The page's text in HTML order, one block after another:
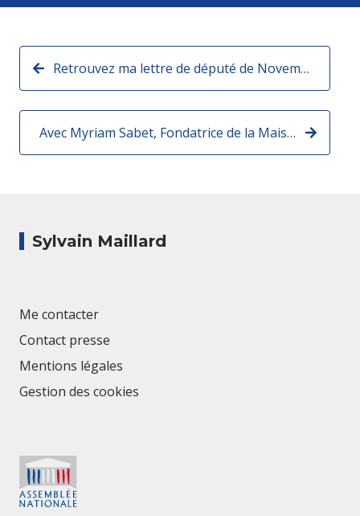
Retrouvez ma lettre de député de Novembre 2023
Avec Myriam Sabet, Fondatrice de la Maison Aleph à Paris !
Sylvain Maillard
Me contacter
Contact presse
Mentions légales
Gestion des cookies